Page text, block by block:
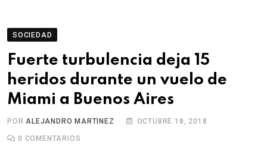
SOCIEDAD
Fuerte turbulencia deja 15
heridos durante un vuelo de
Miami a Buenos Aires
PORALEJANDRO MARTINEZ OCTUBRE 18, 2018
0 COMENTARIOS